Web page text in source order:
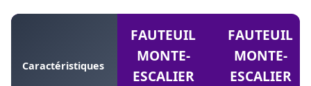
Caractéristiques
FAUTEUIL
MONTE-
ESCALIER
FAUTEUIL
MONTE-
ESCALIER